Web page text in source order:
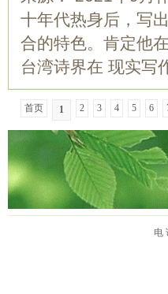
十年代热身后，写
合的特色。肯定他
台湾诗界在 现实写
首页 1 2 3 4 5 6
电